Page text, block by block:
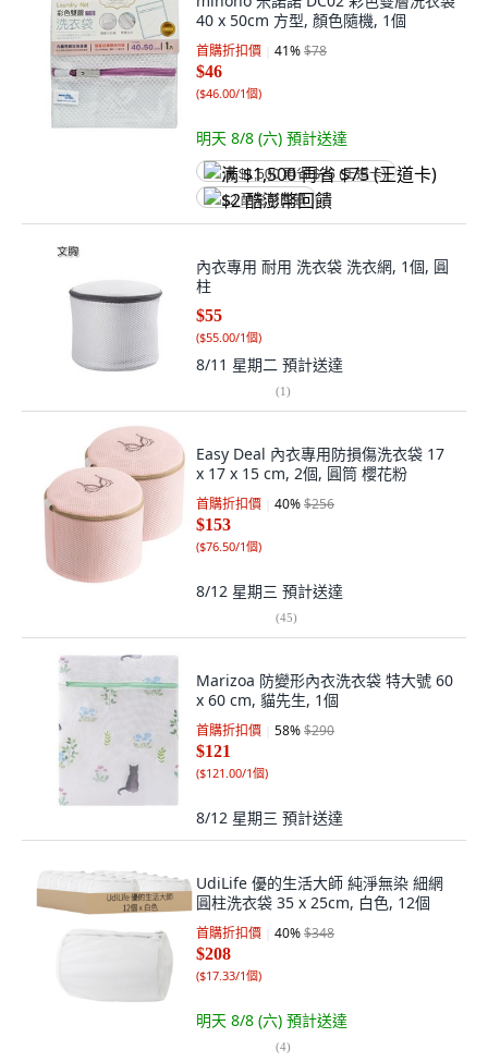
40 x 50cm 方型, 顏色隨機, 1個
首購折扣價 41%$78
$46
($46.00/1個)
明天 8/8 (六) 預計送達
满 $1,500 再省 $75 (王道卡)
$2 酷澎幣回饋
內衣專用 耐用 洗衣袋 洗衣網, 1個, 圓
柱
$55
($55.00/1個)
8/11 星期二 預計送達
(1)
Easy Deal 內衣專用防損傷洗衣袋 17
x 17 x 15 cm, 2個, 圓筒 櫻花粉
首購折扣價 40%$256
$153
($76.50/1個)
8/12 星期三 預計送達
(45)
Marizoa 防變形內衣洗衣袋 特大號 60
x 60 cm, 貓先生, 1個
首購折扣價 58%$290
$121
($121.00/1個)
8/12 星期三 預計送達
UdiLife 優的生活大師 純淨無染 細網
圓柱洗衣袋 35 x 25cm, 白色, 12個
首購折扣價 40%$348
$208
($17.33/1個)
明天 8/8 (六) 預計送達
(4)